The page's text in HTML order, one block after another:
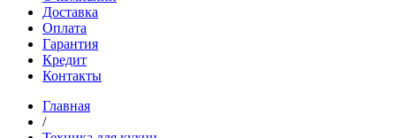
Доставка
Оплата
Гарантия
Кредит
Контакты
Главная
/